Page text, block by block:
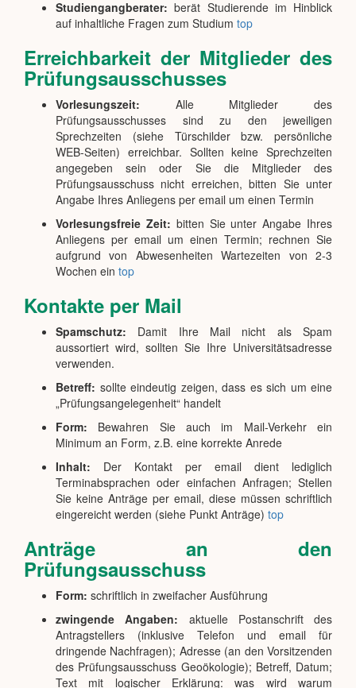
Studiengangberater: berät Studierende im Hinblick
auf inhaltliche Fragen zum Studium top
Erreichbarkeit der Mitglieder des
Prüfungsausschusses
Vorlesungszeit: Alle Mitglieder des
Prüfungsausschusses sind zu den jeweiligen
Sprechzeiten (siehe Türschilder bzw. persönliche
WEB-Seiten) erreichbar. Sollten keine Sprechzeiten
angegeben sein oder Sie die Mitglieder des
Prüfungsausschuss nicht erreichen, bitten Sie unter
Angabe Ihres Anliegens per email um einen Termin
Vorlesungsfreie Zeit: bitten Sie unter Angabe Ihres
Anliegens per email um einen Termin; rechnen Sie
aufgrund von Abwesenheiten Wartezeiten von 2-3
Wochen ein top
Kontakte per Mail
Spamschutz: Damit Ihre Mail nicht als Spam
aussortiert wird, sollten Sie Ihre Universitätsadresse
verwenden.
Betreff: sollte eindeutig zeigen, dass es sich um eine
„Prüfungsangelegenheit“ handelt
Form: Bewahren Sie auch im Mail-Verkehr ein
Minimum an Form, z.B. eine korrekte Anrede
Inhalt: Der Kontakt per email dient lediglich
Terminabsprachen oder einfachen Anfragen; Stellen
Sie keine Anträge per email, diese müssen schriftlich
eingereicht werden (siehe Punkt Anträge) top
Anträge an den
Prüfungsausschuss
Form: schriftlich in zweifacher Ausführung
zwingende Angaben: aktuelle Postanschrift des
Antragstellers (inklusive Telefon und email für
dringende Nachfragen); Adresse (an den Vorsitzenden
des Prüfungsausschuss Geoökologie); Betreff, Datum;
Text mit logischer Erklärung: was wird warum